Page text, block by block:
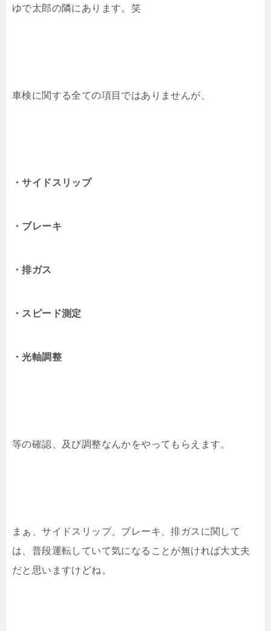
ゆで太郎の隣にあります。笑
車検に関する全ての項目ではありませんが、
・サイドスリップ
・ブレーキ
・排ガス
・スピード測定
・光軸調整
等の確認、及び調整なんかをやってもらえます。
まぁ、サイドスリップ、ブレーキ、排ガスに関して
は、普段運転していて気になることが無ければ大丈夫
だと思いますけどね。